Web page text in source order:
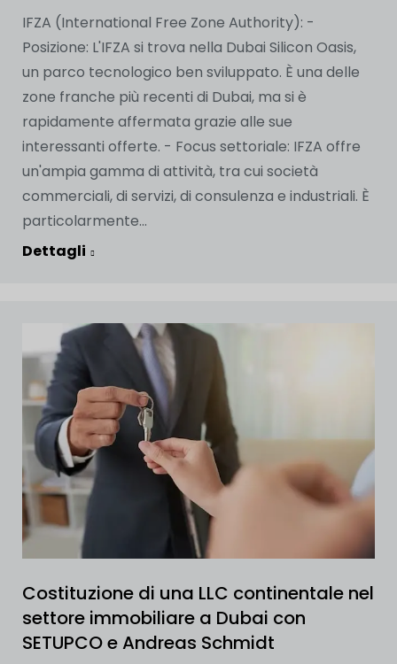
IFZA (International Free Zone Authority): -
Posizione: L'IFZA si trova nella Dubai Silicon Oasis,
un parco tecnologico ben sviluppato. È una delle
zone franche più recenti di Dubai, ma si è
rapidamente affermata grazie alle sue
interessanti offerte. - Focus settoriale: IFZA offre
un'ampia gamma di attività, tra cui società
commerciali, di servizi, di consulenza e industriali. È
particolarmente...
Dettagli
Costituzione di una LLC continentale nel
settore immobiliare a Dubai con
SETUPCO e Andreas Schmidt